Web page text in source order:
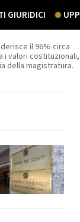
GIURIDICI UPP
il 96% circa
i valori costituzionali,
della magistratura.